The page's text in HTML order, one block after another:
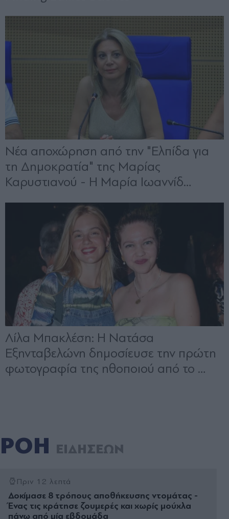
ΡΟΗ ΕΙΔΗΣΕΩΝ
Πριν 12 λεπτά
Δοκίμασε 8 τρόπους αποθήκευσης ντομάτας -
Ένας τις κράτησε ζουμερές και χωρίς μούχλα
πάνω από μία εβδομάδα